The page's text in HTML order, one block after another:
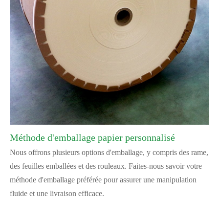
Méthode d'emballage papier personnalisé
Nous offrons plusieurs options d'emballage, y compris des rame,
des feuilles emballées et des rouleaux. Faites-nous savoir votre
méthode d'emballage préférée pour assurer une manipulation
fluide et une livraison efficace.